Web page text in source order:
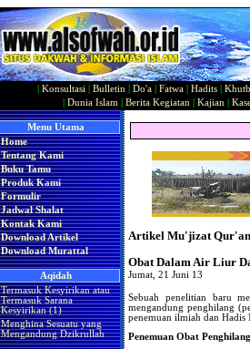
Konsultasi Bulletin Do'a Fatwa Hadits
Dunia Islam Berita Kegiatan Kajian
Menu Utama
Home
Tentang Kami
Buku Tamu
Produk Kami
Formulir
Jadwal Shalat
Kontak Kami
Download Artikel
Download Murattal
Aqidah
Termasuk Kesyirikan atau
Termasuk Sarana
Kesyirikan (1)
Menghina Sesuatu yang
Mengandung Dzikrullah
Artikel Mu'jizat
Obat Dalam Air Liur
Jumat, 21 Juni 13
Sebuah penelitian baru
mengandung penghilang
penemuan ilmiah dan Hadis
Penemuan Obat